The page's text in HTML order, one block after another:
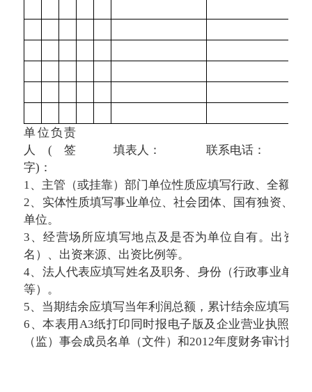
单位负责
人(签
字)：
填表人： 联系电话：
1、主管（或挂靠）部门单位性质应填写行政、全额、
2、实体性质填写事业单位、社会团体、国有独资、国
单位。
3、经营场所应填写地点及是否为单位自有。出资
名）、出资来源、出资比例等。
4、法人代表应填写姓名及职务、身份（行政事业单位
等）。
5、当期结余应填写当年利润总额，累计结余应填写历
6、本表用A3纸打印同时报电子版及企业营业执照复
（监）事会成员名单（文件）和2012年度财务审计报